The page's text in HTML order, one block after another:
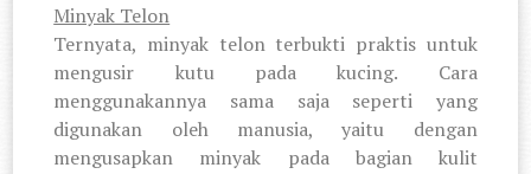
Minyak Telon
Ternyata, minyak telon terbukti praktis untuk
mengusir kutu pada kucing. Cara
menggunakannya sama saja seperti yang
digunakan oleh manusia, yaitu dengan
mengusapkan minyak pada bagian kulit